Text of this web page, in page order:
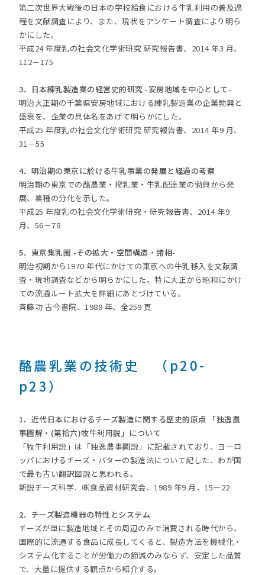
第二次世界大戦後の日本の学校給食における牛乳利用の普及過
程を文献調査により、また、現状をアンケート調査により明ら
かにした。
平成24 年度乳の社会文化学術研究 研究報告書、2014 年3 月、
112－175
3．日本練乳製造業の経営史的研究 -安房地域を中心として-
明治大正期の千葉県安房地域における練乳製造業の企業勃興と
盛衰を、企業の具体名をあげて明らかにした。
平成25 年度乳の社会文化学術研究 研究報告書、2014 年9 月、
31－55
4．明治期の東京に於ける牛乳事業の発展と経過の考察
明治期の東京での酪農業・搾乳業・牛乳配達業の勃興から発
展、業種の分化を示した。
平成25 年度乳の社会文化学術研究・研究報告書、2014 年9
月、56－78
5．東京集乳圏 -その拡大・空間構造・諸相-
明治初期から1970 年代にかけての東京への牛乳移入を文献調
査・現地調査などから明らかにした。特に大正から昭和にかけ
ての流通ルート拡大を詳細にあとづけている。
斉藤功 古今書院、1989 年、全259 頁
酪農乳業の技術史 （p20-
p23）
1．近代日本におけるチーズ製造に関する歴史的原点 「独逸農
事圖解・(第拾六)牧牛利用説」について
「牧牛利用説」は「独逸農事圖説」に記載されており、ヨーロ
ッパにおけるチーズ・バターの製造法について記した、わが国
で最も古い翻訳図説と思われる。
新説チーズ科学．㈱食品資材研究会．1989 年9 月．15－22
2．チーズ製造機器の特性とシステム
チーズが単に製造地域とその周辺のみで消費される時代から、
国際的に流通する食品に成長してくると、製造方法を機械化・
システム化することが労働力の節減のみならず、安定した品質
で、大量に提供する観点から紹介する。